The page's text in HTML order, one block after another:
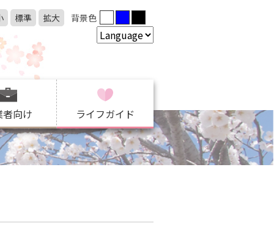
標準 拡大 背景色
者向け ライフガイド